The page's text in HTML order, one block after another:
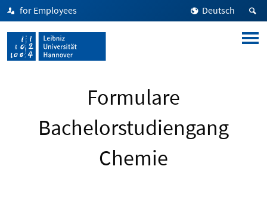
for Employees Deutsch
Formulare
Bachelorstudiengang
Chemie